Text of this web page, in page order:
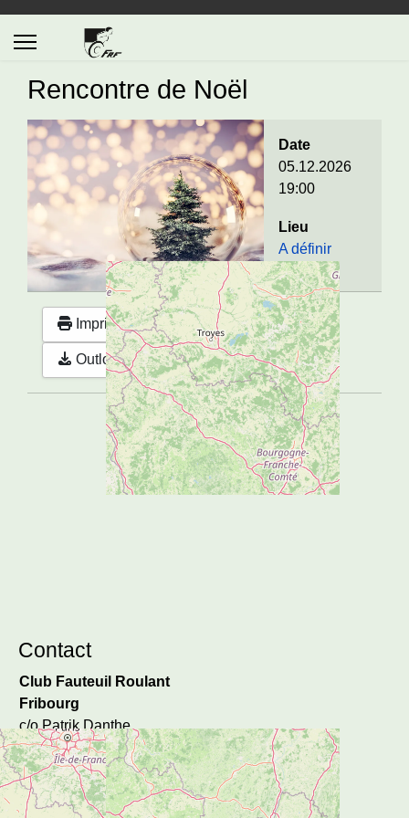
Rencontre de Noël
Date
05.12.2026
19:00
Lieu
A définir
Imprimer Google
Outlook (.ics)
Contact
Club Fauteuil Roulant
Fribourg
c/o Patrik Danthe
Rte Principale 39
1796 Courgevaux
comite@cfrf.ch